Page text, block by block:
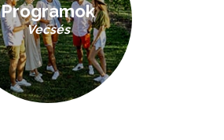
Programok
Vecsés